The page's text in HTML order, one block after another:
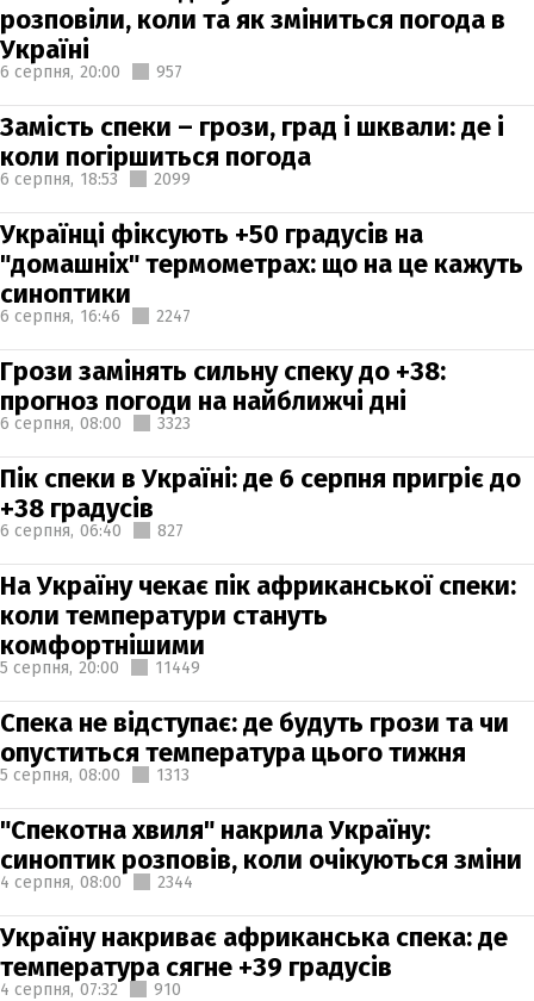
розповіли, коли та як зміниться погода в
Україні
6 серпня, 20:00 957
Замість спеки – грози, град і шквали: де і
коли погіршиться погода
6 серпня, 18:53 2099
Українці фіксують +50 градусів на
"домашніх" термометрах: що на це кажуть
синоптики
6 серпня, 16:46 2247
Грози замінять сильну спеку до +38:
прогноз погоди на найближчі дні
6 серпня, 08:00 3323
Пік спеки в Україні: де 6 серпня пригріє до
+38 градусів
6 серпня, 06:40 827
На Україну чекає пік африканської спеки:
коли температури стануть
комфортнішими
5 серпня, 20:00 11449
Спека не відступає: де будуть грози та чи
опуститься температура цього тижня
5 серпня, 08:00 1313
"Спекотна хвиля" накрила Україну:
синоптик розповів, коли очікуються зміни
4 серпня, 08:00 2344
Україну накриває африканська спека: де
температура сягне +39 градусів
4 серпня, 07:32 910